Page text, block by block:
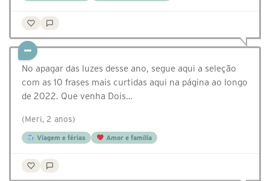
No apagar das luzes desse ano, segue aqui a seleção
com as 10 frases mais curtidas aqui na página ao longo
de 2022. Que venha Dois…
(Meri, 2 anos)
Viagem e férias Amor e família